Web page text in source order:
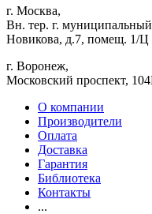
г. Москва,
Вн. тер. г.
Новикова, д.7, помещ. 1/Ц
г. Воронеж,
​Московский проспект,
О компании
Производители
Оплата
Доставка
Гарантия
Библиотека
Контакты
...